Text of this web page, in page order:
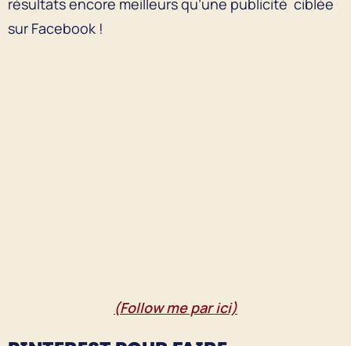
sur Facebook !
(Follow me par ici)